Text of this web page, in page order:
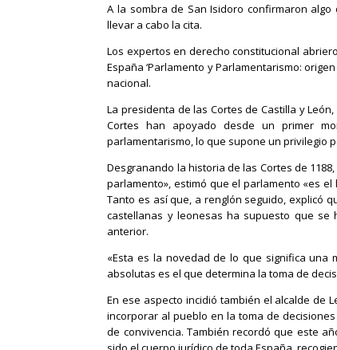
A la sombra de San Isidoro confirmaron
llevar a cabo la cita.
Los expertos en derecho constitucional
España ‘Parlamento y Parlamentarismo:
nacional.
La presidenta de las Cortes de Castilla y
Cortes han apoyado desde un primer
parlamentarismo, lo que supone un privilegio
Desgranando la historia de las Cortes de
parlamento», estimó que el parlamento «es
Tanto es así que, a renglón seguido, explicó
castellanas y leonesas ha supuesto que se
anterior.
«Esta es la novedad de lo que significa
absolutas es el que determina la toma de
En ese aspecto incidió también el alcalde de
incorporar al pueblo en la toma de
de convivencia. También recordó que este